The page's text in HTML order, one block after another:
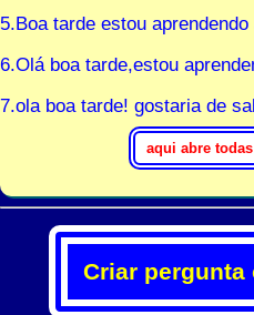
5.Boa tarde estou
6.Olá boa tarde,estou
7.ola boa tarde! gostaria de
Criar pergunta